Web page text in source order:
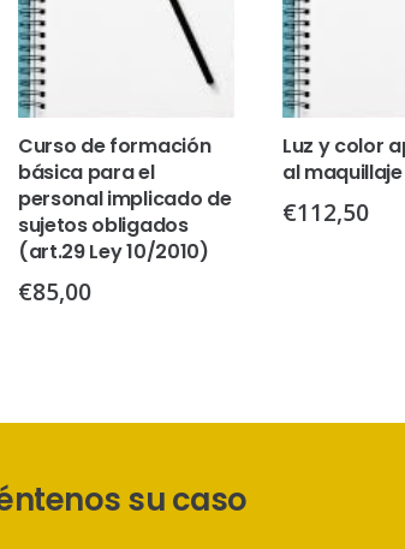
Curso de formación
básica para el
personal implicado de
sujetos obligados
(art.29 Ley 10/2010)
€85,00
Luz y color
al
€112,50
su caso